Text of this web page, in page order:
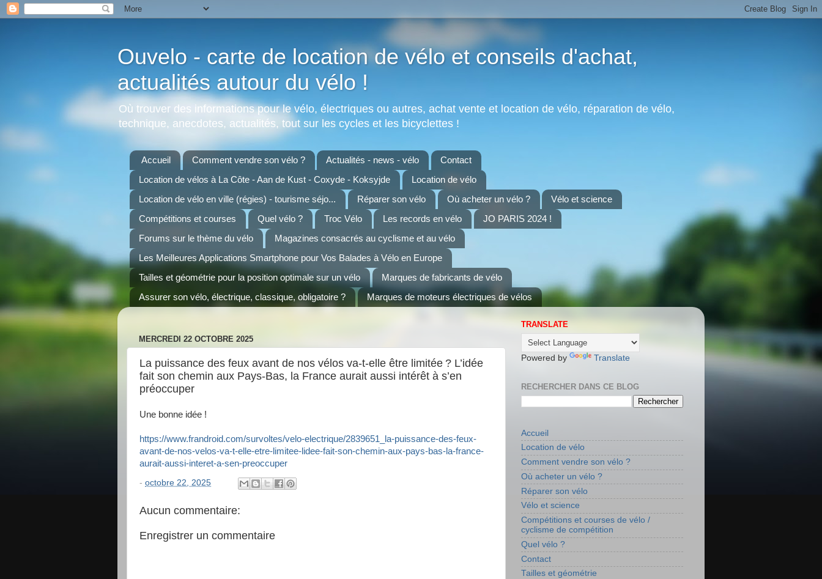
Ouvelo - carte de location de vélo et conseils d'achat,
actualités autour du vélo !
Où trouver des informations pour le vélo, électriques ou autres, achat vente et location de vélo, réparation de vélo,
technique, anecdotes, actualités, tout sur les cycles et les bicyclettes !
Accueil Comment vendre son vélo ? Actualités - news - vélo
Contact
Location de vélos à La Côte - Aan de Kust - Coxyde - Koksyjde
Location de vélo
Location de vélo en ville (régies) - tourisme séjo...
Réparer son vélo Où acheter un vélo ?
Vélo et science
Compétitions et courses
Quel vélo ? Troc Vélo Les records en vélo
JO PARIS 2024 !
Forums sur le thème du vélo
Magazines consacrés au cyclisme et au vélo
Les Meilleures Applications Smartphone pour Vos Balades à Vélo en Europe
Tailles et géométrie pour la position optimale sur un vélo
Marques de fabricants de vélo
Assurer son vélo, électrique, classique, obligatoire ?
Marques de moteurs électriques de vélos
MERCREDI 22 OCTOBRE 2025
La puissance des feux avant de nos vélos va-t-elle être limitée ? L’idée
fait son chemin aux Pays-Bas, la France aurait aussi intérêt à s’en
préoccuper
Une bonne idée !
https://www.frandroid.com/survoltes/velo-electrique/2839651_la-puissance-des-feux-
avant-de-nos-velos-va-t-elle-etre-limitee-lidee-fait-son-chemin-aux-pays-bas-la-france-
aurait-aussi-interet-a-sen-preoccuper
- octobre 22, 2025
Aucun commentaire:
Enregistrer un commentaire
TRANSLATE
Powered by Translate
RECHERCHER DANS CE BLOG
Accueil
Location de vélo
Comment vendre son vélo ?
Où acheter un vélo ?
Réparer son vélo
Vélo et science
Compétitions et courses de vélo /
cyclisme de compétition
Quel vélo ?
Contact
Tailles et géométrie